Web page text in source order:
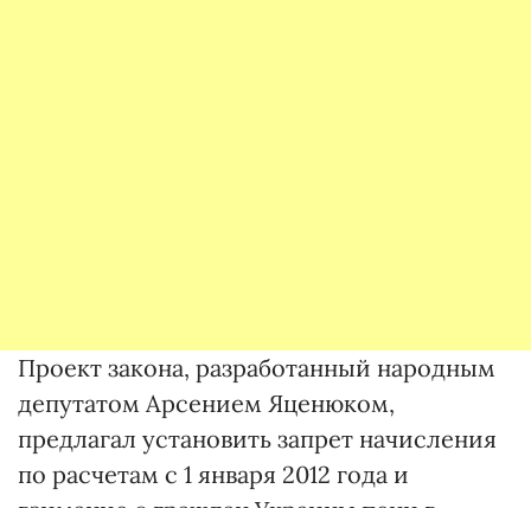
Проект закона, разработанный народным
депутатом Арсением Яценюком,
предлагал установить запрет начисления
по расчетам с 1 января 2012 года и